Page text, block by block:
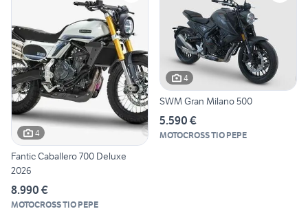
4
Fantic Caballero 700 Deluxe
2026
8.990 €
MOTOCROSS TIO PEPE
4
SWM Gran Milano 500
5.590 €
MOTOCROSS TIO PEPE